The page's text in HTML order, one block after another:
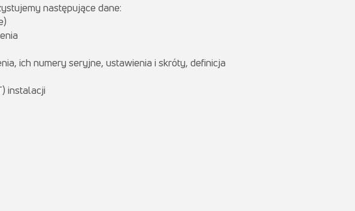
następujące dane:
ich numery seryjne, ustawienia i skróty, definicja
instalacji